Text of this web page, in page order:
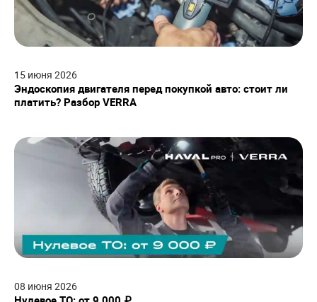
15 июня 2026
Эндоскопия двигателя перед покупкой авто: стоит ли
платить? Разбор VERRA
08 июня 2026